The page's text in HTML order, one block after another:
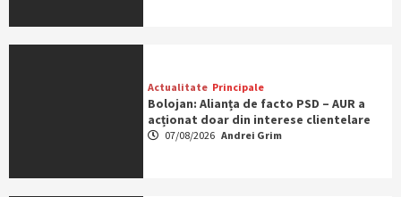
Actualitate Principale
Bolojan: Alianța de facto PSD – AUR a
acționat doar din interese clientelare
07/08/2026 Andrei Grim